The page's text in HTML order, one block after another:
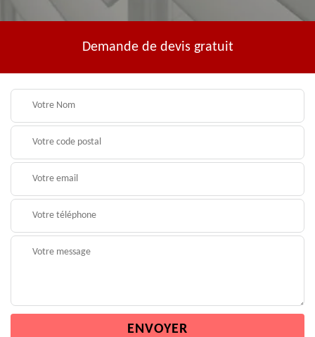
Demande de devis gratuit